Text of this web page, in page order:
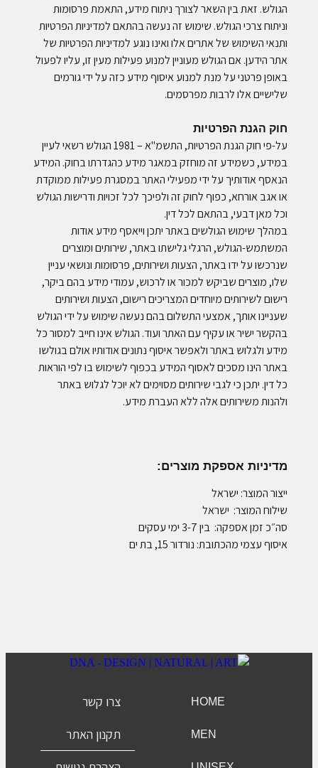
הגולש. זאת בין השאר לצורך ניתוח מידע, התאמת פרסומות
וניתוח צרכי הגולש. שימוש זה נעשה בהתאם למדיניות הפרטיות
ותנאי השימוש של אתרים אלו ואינו נוגע למדיניות הפרטיות של
אתר הידען. אם הגולש מעוניין למנוע פעילות מעין זו, עליו לפעול
באופן פרטני על מנת למנוע איסוף מידע כזה על ידי גורמים
שלישיים אלו לרבות מפרסמים.
חוק הגנת הפרטיות
על-פי חוק הגנת הפרטיות, התשמ"א – 1981 הגולש רשאי לעיין
במידע, כשמידע זה מוחזק במאגר מידע כהגדרתו בחוק. המידע
הנאסף אודותיך על ידי מפעילי האתר במסגרת פעילות ממוקדת
או אגב אורחא, כפוף לחוק זה ולפיכך לכל זכויות ודרישות הגולש
וכל מאן דבעי, בהתאם לכל דין.
במהלך שימוש הגולשים באתר יתכן וייאסף מידע אודות
המשתמש-הגולש, הרגלי גלישתו באתר, שירותים ומוצרים
שנרכשו על ידו באתר, הצעות ושירותים, פרסומות ונושאי עניין
שלו, מוצרים שביקש למכור או לרכוש, עמודי מידע בהם ביקר,
רישום לשירותים מיוחדים המצריכים רישום, הצעות ושירותים
שעניינו אותך, אמצעי התשלום בהם נעשה שימוש על ידי הגולש
בהקשר ישיר או עקיף עם האתר ועוד. הגולש אינו חייב למסור כל
מידע ולגלוש באתר ולאפשר איסוף נתונים אודותיו אולם בגולשו
באתר הינו מסכים לאסוף המידע בכפוף לשימוש בו לפי הוראות
כל דין. יתכן כי לגבי שירותים מסוימים לא יוכל לגלוש באתר
ולהנות משירותים אלה ללא העברת מידע.
מדיניות אספקת מוצרים:
ייצור המוצר: ישראל
שילוח המוצר: ישראל
סה״כ זמן אספקה: בין 3-7 ימי עסקים
איסוף עצמי מהכתובת: נורדור 15, בת ים
HOME
MEN
צרו קשר
תקנון האתר